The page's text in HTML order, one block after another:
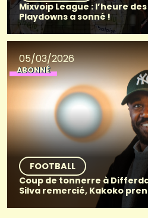
Mixvoip League : l’heure
Playdowns a sonné !
05/03/2026
ABONNÉ
FOOTBALL
Coup de tonnerre à
Silva remercié, Kakoko